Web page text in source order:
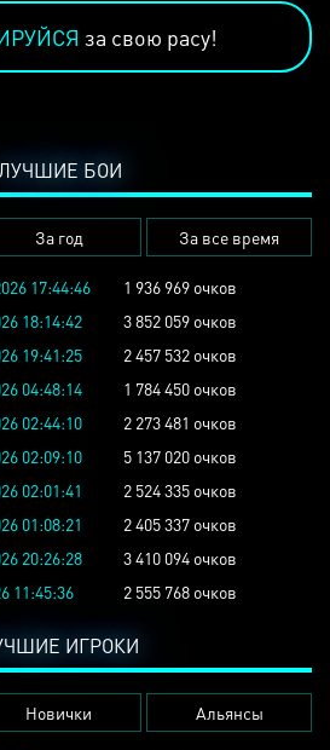
за свою расу!
ЛУЧШИЕ БОИ
За год За все время
17:44:46
1 936 969 очков
18:14:42
3 852 059 очков
19:41:25
2 457 532 очков
04:48:14
1 784 450 очков
02:44:10
2 273 481 очков
02:09:10
5 137 020 очков
02:01:41
2 524 335 очков
01:08:21
2 405 337 очков
20:26:28
3 410 094 очков
11:45:36 2 555 768 очков
ИГРОКИ
Новички Альянсы